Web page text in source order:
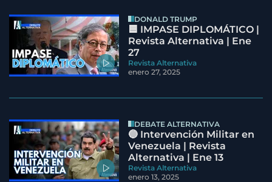
DONALD TRUMP
🟦 IMPASE DIPLOMÁTICO |
Revista Alternativa | Ene
27
Revista Alternativa
enero 27, 2025
DEBATE ALTERNATIVA
🔵 Intervención Militar en
Venezuela | Revista
Alternativa | Ene 13
Revista Alternativa
enero 13, 2025